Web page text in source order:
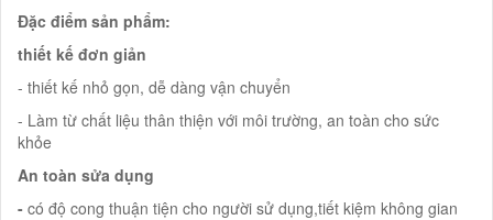
Đặc điểm sản phẩm:
thiết kế đơn giản
- thiết kế nhỏ gọn, dễ dàng vận chuyển
- Làm từ chất liệu thân thiện với môi trường, an toàn cho sức
khỏe
An toàn sửa dụng
- có độ cong thuận tiện cho người sử dụng,tiết kiệm không gian